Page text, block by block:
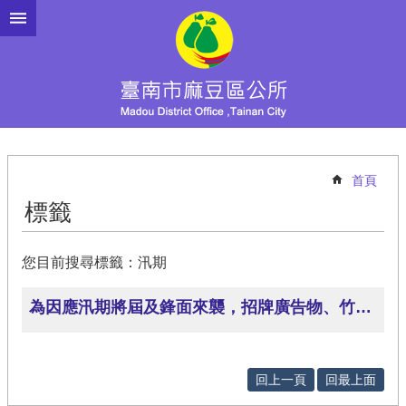
跳到主要內容區塊
首頁
標籤
您目前搜尋標籤：汛期
為因應汛期將屆及鋒面來襲，招牌廣告物、竹木鷹架廣告物請民眾多加巡視加固補強或拆除，以維護用路人安全。
回上一頁 回最上面